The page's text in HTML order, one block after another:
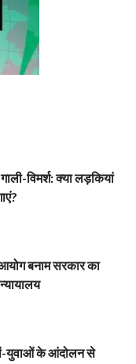
विमर्श: क्या लड़कियां
बनाम सरकार का
युवाओं के आंदोलन से